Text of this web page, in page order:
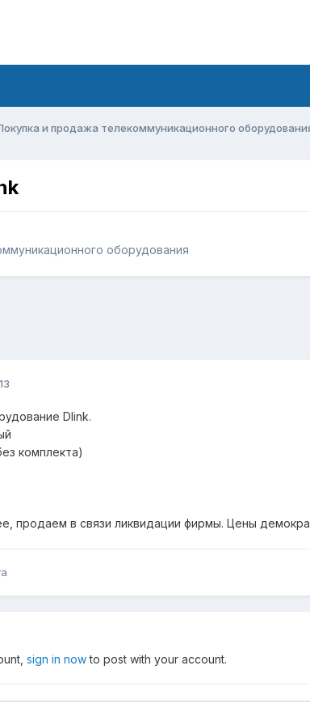
и продажа телекоммуникационного
оборудования
Dlink.
комплекта)
продаем в связи ликвидации фирмы. Цены
sign in nowto post with your account.